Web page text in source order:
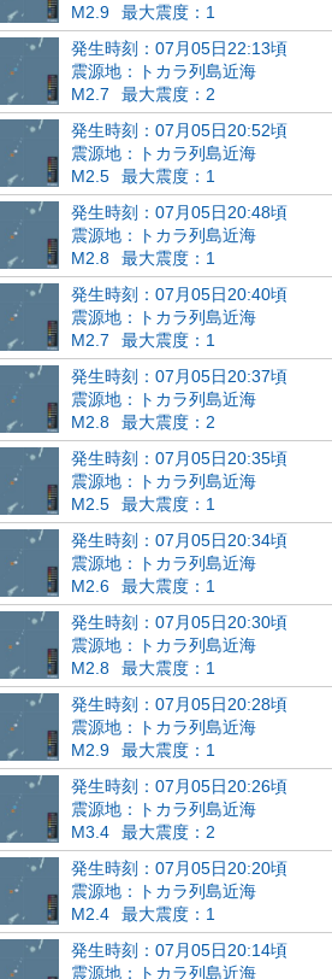
M2.9
最大震度：1
発生時刻：07月05日22:13頃
震源地：トカラ列島近海
M2.7
最大震度：2
発生時刻：07月05日20:52頃
震源地：トカラ列島近海
M2.5
最大震度：1
発生時刻：07月05日20:48頃
震源地：トカラ列島近海
M2.8
最大震度：1
発生時刻：07月05日20:40頃
震源地：トカラ列島近海
M2.7
最大震度：1
発生時刻：07月05日20:37頃
震源地：トカラ列島近海
M2.8
最大震度：2
発生時刻：07月05日20:35頃
震源地：トカラ列島近海
M2.5
最大震度：1
発生時刻：07月05日20:34頃
震源地：トカラ列島近海
M2.6
最大震度：1
発生時刻：07月05日20:30頃
震源地：トカラ列島近海
M2.8
最大震度：1
発生時刻：07月05日20:28頃
震源地：トカラ列島近海
M2.9
最大震度：1
発生時刻：07月05日20:26頃
震源地：トカラ列島近海
M3.4
最大震度：2
発生時刻：07月05日20:20頃
震源地：トカラ列島近海
M2.4
最大震度：1
発生時刻：07月05日20:14頃
震源地：トカラ列島近海